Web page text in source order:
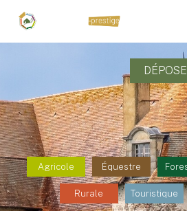
Agricole Équestre
Rurale Touristique